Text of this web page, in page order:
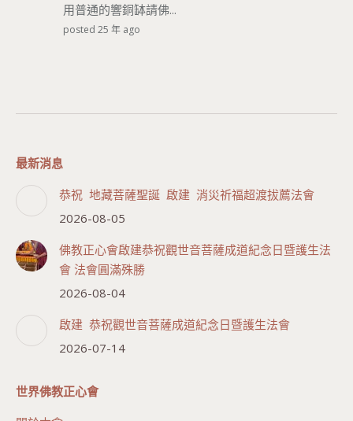
用普通的響銅缽請佛...
posted 25 年 ago
最新消息
恭祝 地藏菩薩聖誕 啟建 消災祈福超渡拔薦法會
2026-08-05
佛教正心會啟建恭祝觀世音菩薩成道紀念日暨護生法
會 法會圓滿殊勝
2026-08-04
啟建 恭祝觀世音菩薩成道紀念日暨護生法會
2026-07-14
世界佛教正心會